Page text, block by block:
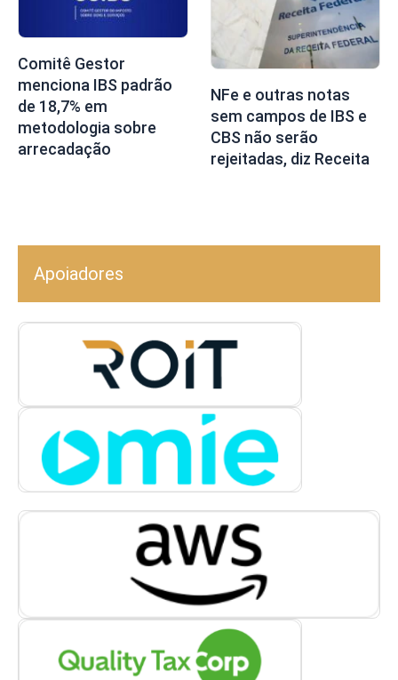
Comitê Gestor
menciona IBS padrão
de 18,7% em
metodologia sobre
arrecadação
NFe e outras notas
sem campos de IBS e
CBS não serão
rejeitadas, diz Receita
Apoiadores